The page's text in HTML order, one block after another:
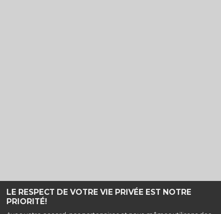
LE RESPECT DE VOTRE VIE PRIVÉE EST NOTRE
PRIORITÉ!